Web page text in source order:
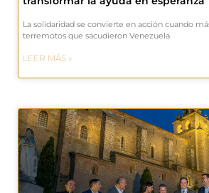
La solidaridad se convierte en acción cuando
terremotos que sacudieron Venezuela
LEER MÁS »